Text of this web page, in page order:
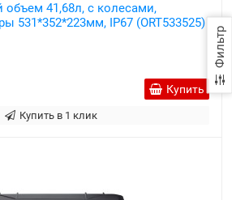
Фильтр
41,68л, с колесами,
531*352*223мм, IP67 (ORT533525)
Купить
Купить в 1 клик